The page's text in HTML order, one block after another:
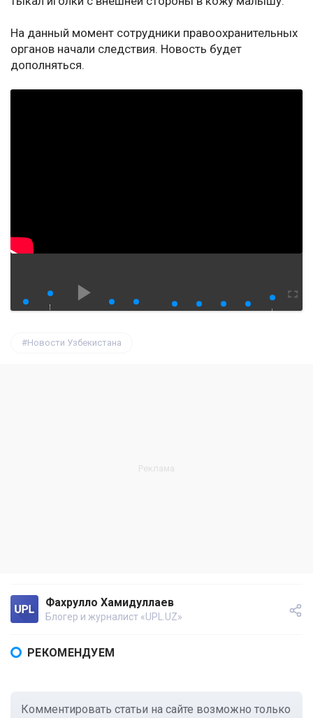
На данный момент сотрудники правоохранительных
органов начали следствия. Новость будет
дополняться.
Новости Узбекистана
Фахрулло Хамидуллаев
Блогер и журналист «UPL.UZ»
РЕКОМЕНДУЕМ
Комментировать статьи на сайте возможно только